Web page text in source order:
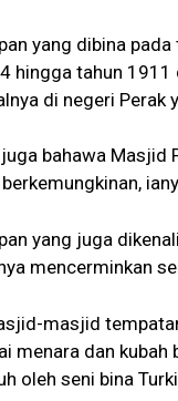
yang dibina
hingga tahun
di negeri Perak
bahawa Masjid
berkemungkinan,
yang juga
mencerminkan
masjid
menara dan
oleh seni bina